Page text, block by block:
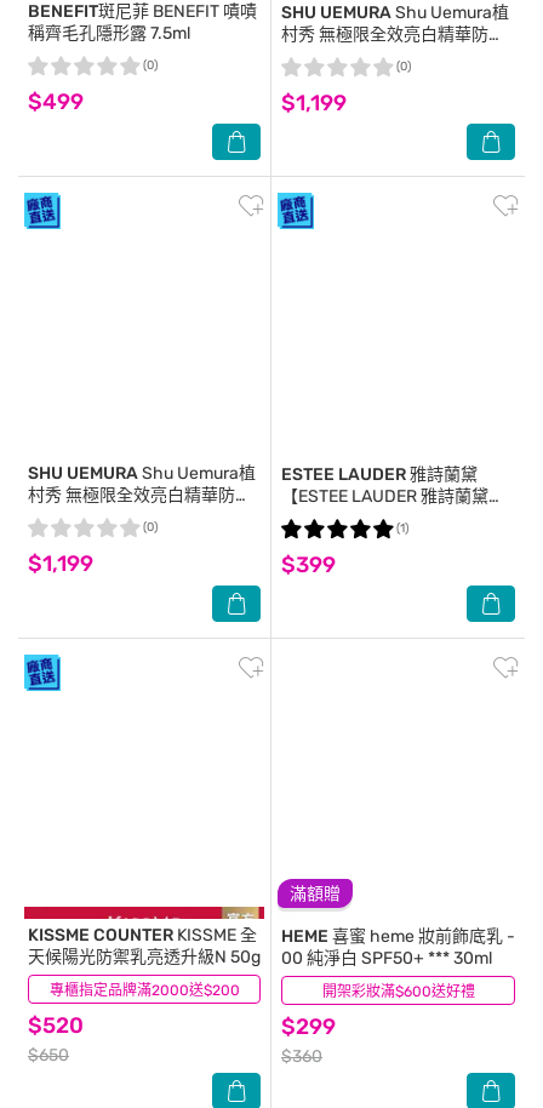
BENEFIT斑尼菲 BENEFIT 嘖嘖
稱齊毛孔隱形露 7.5ml
$499
(0)
SHU UEMURAShu Uemura植
村秀 無極限全效亮白精華防曬
乳 SPF 50+ PA+++ 30ml #潤
亮粉
$1,199
(0)
SHU UEMURAShu Uemura植
村秀 無極限全效亮白精華防曬
乳 SPF 50+ PA+++ 30ml #透
光藍
$1,199
(0)
ESTEE LAUDER 雅詩蘭黛
【ESTEE LAUDER 雅詩蘭黛】
粉持久完美持妝粉底
7ml(1W2)+粉持久天生美肌乖乖
乳5ml 公司貨 粉底液
$399
(1)
專櫃指定品牌滿2000送$200
KISSME COUNTER KISSME 全
天候陽光防禦乳亮透升級N 50g
$520
$650
(2)
滿額贈
開架彩妝滿$600送好禮
HEME 喜蜜 heme 妝前飾底乳 -
00 純淨白 SPF50+ *** 30ml
$299
$360
(0)